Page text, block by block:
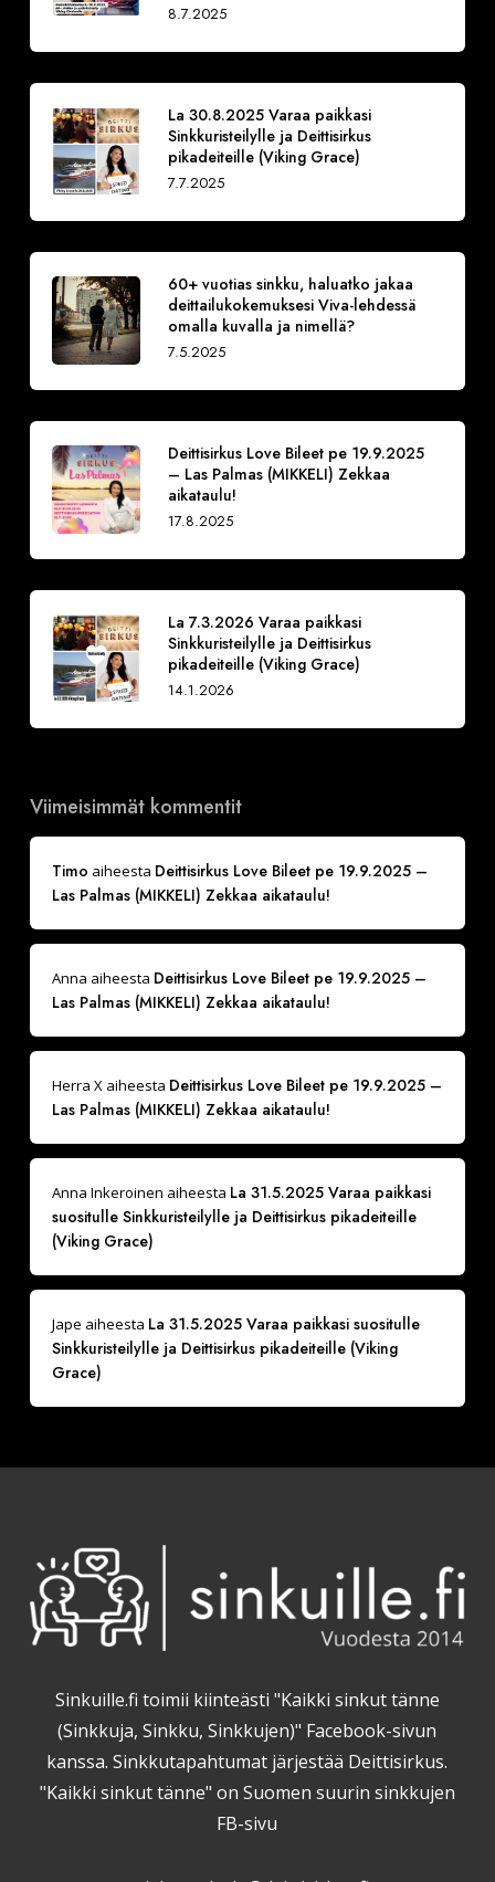
8.7.2025
La 30.8.2025 Varaa paikkasi
Sinkkuristeilylle ja Deittisirkus
pikadeiteille (Viking Grace)
7.7.2025
60+ vuotias sinkku, haluatko jakaa
deittailukokemuksesi Viva-lehdessä
omalla kuvalla ja nimellä?
7.5.2025
Deittisirkus Love Bileet pe 19.9.2025
– Las Palmas (MIKKELI) Zekkaa
aikataulu!
17.8.2025
La 7.3.2026 Varaa paikkasi
Sinkkuristeilylle ja Deittisirkus
pikadeiteille (Viking Grace)
14.1.2026
Viimeisimmät kommentit
Timo aiheesta Deittisirkus Love Bileet pe 19.9.2025 –
Las Palmas (MIKKELI) Zekkaa aikataulu!
Anna aiheesta Deittisirkus Love Bileet pe 19.9.2025 –
Las Palmas (MIKKELI) Zekkaa aikataulu!
Herra X aiheesta Deittisirkus Love Bileet pe 19.9.2025 –
Las Palmas (MIKKELI) Zekkaa aikataulu!
Anna Inkeroinen aiheesta La 31.5.2025 Varaa paikkasi
suositulle Sinkkuristeilylle ja Deittisirkus pikadeiteille
(Viking Grace)
Jape aiheesta La 31.5.2025 Varaa paikkasi suositulle
Sinkkuristeilylle ja Deittisirkus pikadeiteille (Viking
Grace)
Sinkuille.fi toimii kiinteästi "Kaikki sinkut tänne
(Sinkkuja, Sinkku, Sinkkujen)" Facebook-sivun
kanssa. Sinkkutapahtumat järjestää Deittisirkus.
"Kaikki sinkut tänne" on Suomen suurin sinkkujen
FB-sivu